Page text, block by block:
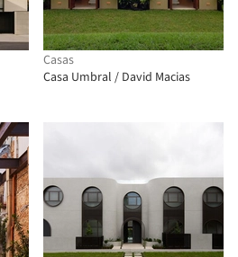
Casas
Casa Umbral / David Macias